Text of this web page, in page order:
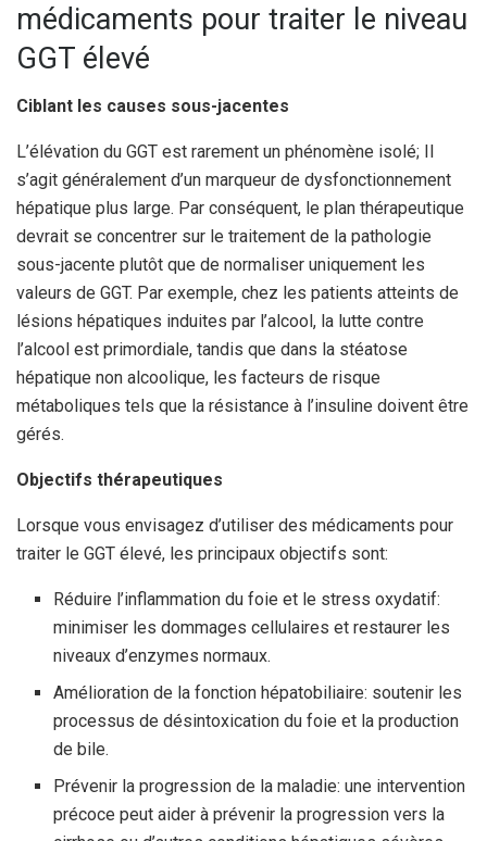
médicaments pour traiter le niveau
GGT élevé
Ciblant les causes sous-jacentes
L’élévation du GGT est rarement un phénomène isolé; Il
s’agit généralement d’un marqueur de dysfonctionnement
hépatique plus large. Par conséquent, le plan thérapeutique
devrait se concentrer sur le traitement de la pathologie
sous-jacente plutôt que de normaliser uniquement les
valeurs de GGT. Par exemple, chez les patients atteints de
lésions hépatiques induites par l’alcool, la lutte contre
l’alcool est primordiale, tandis que dans la stéatose
hépatique non alcoolique, les facteurs de risque
métaboliques tels que la résistance à l’insuline doivent être
gérés.
Objectifs thérapeutiques
Lorsque vous envisagez d’utiliser des médicaments pour
traiter le GGT élevé, les principaux objectifs sont:
Réduire l’inflammation du foie et le stress oxydatif:
minimiser les dommages cellulaires et restaurer les
niveaux d’enzymes normaux.
Amélioration de la fonction hépatobiliaire: soutenir les
processus de désintoxication du foie et la production
de bile.
Prévenir la progression de la maladie: une intervention
précoce peut aider à prévenir la progression vers la